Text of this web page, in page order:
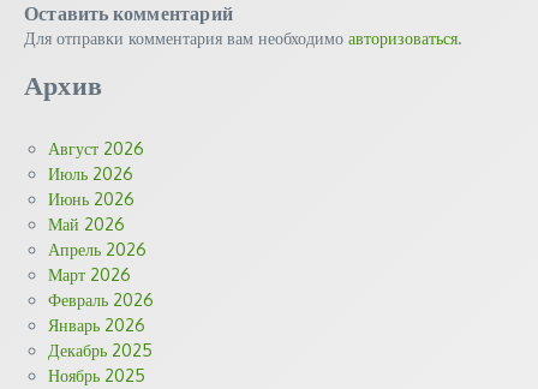
Оставить комментарий
Для отправки комментария вам необходимо авторизоваться.
Архив
Август 2026
Июль 2026
Июнь 2026
Май 2026
Апрель 2026
Март 2026
Февраль 2026
Январь 2026
Декабрь 2025
Ноябрь 2025